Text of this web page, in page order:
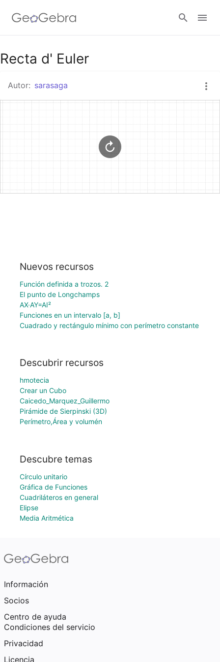
Google Classroom
GeoGebra Classroom
Abrir sesión
Recta d' Euler
Autor: sarasaga
Nuevos recursos
Función definida a trozos. 2
El punto de Longchamps
AX·AY=AI²
Funciones en un intervalo [a, b]
Cuadrado y rectángulo mínimo con perímetro constante
Descubrir recursos
hmotecia
Crear un Cubo
Caicedo_Marquez_Guillermo
Pirámide de Sierpinski (3D)
Perímetro,Área y volumén
Descubre temas
Círculo unitario
Gráfica de Funciones
Cuadriláteros en general
Elipse
Media Aritmética
Información
Socios
Centro de ayuda
Condiciones del servicio
Privacidad
Licencia